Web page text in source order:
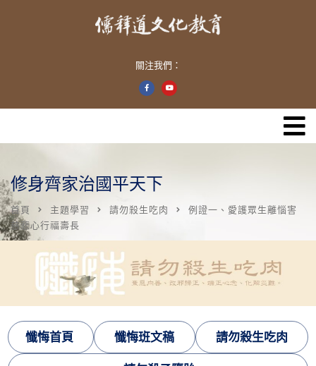
關注我們：
修身齊家治國平天下
首頁 主題學習 請勿殺生吃肉
例證一、愛護眾生離惱害
慈悲心行福壽長
懺悔首頁 懺悔班文稿 請勿殺生吃肉